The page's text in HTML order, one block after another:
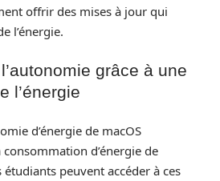
offrir des mises à jour qui
l’énergie.
grâce à une
l’énergie
d’énergie de macOS
d’énergie de
peuvent accéder à ces